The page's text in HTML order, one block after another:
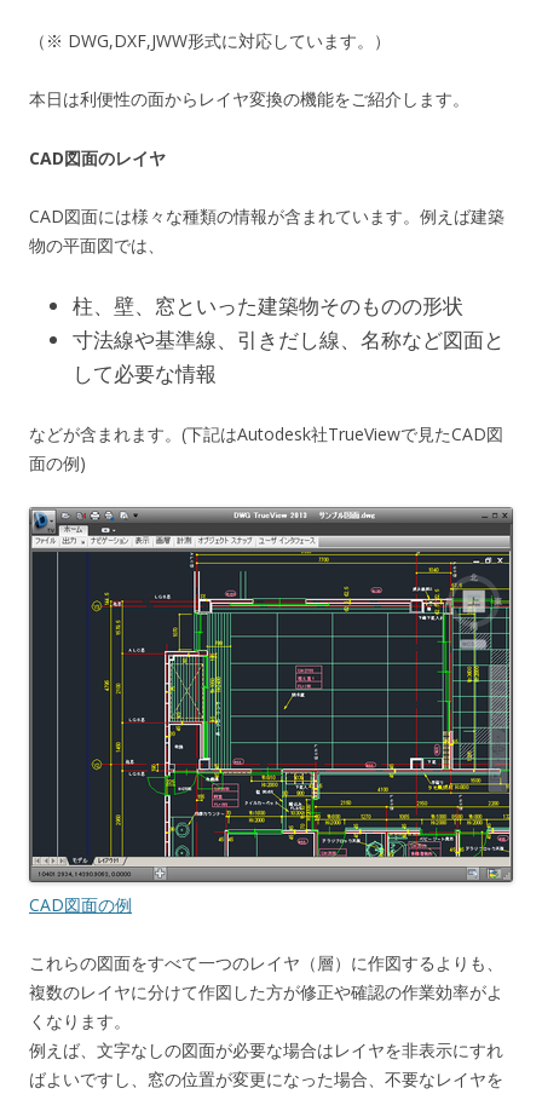
（※ DWG,DXF,JWW形式に対応しています。）
本日は利便性の面からレイヤ変換の機能をご紹介します。
CAD図面のレイヤ
CAD図面には様々な種類の情報が含まれています。例えば建築
物の平面図では、
柱、壁、窓といった建築物そのものの形状
寸法線や基準線、引きだし線、名称など図面と
して必要な情報
などが含まれます。(下記はAutodesk社TrueViewで見たCAD図
面の例)
CAD図面の例
これらの図面をすべて一つのレイヤ（層）に作図するよりも、
複数のレイヤに分けて作図した方が修正や確認の作業効率がよ
くなります。
例えば、文字なしの図面が必要な場合はレイヤを非表示にすれ
ばよいですし、窓の位置が変更になった場合、不要なレイヤを